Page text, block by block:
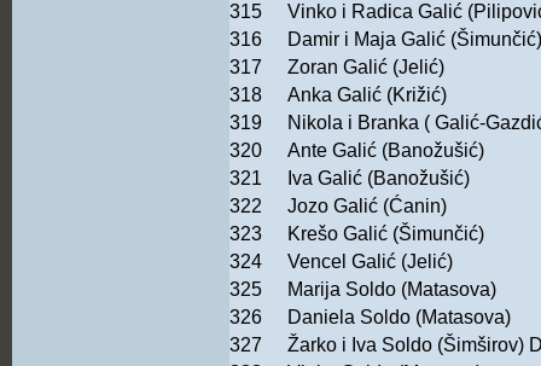
315
Vinko i Radica Galić
316
Damir i Maja Galić (Šimunčić)
317
Zoran Galić (Jelić)
318
Anka Galić (Križić)
319
Nikola i Branka ( Galić-
320
Ante Galić (Banožušić)
321
Iva Galić (Banožušić)
322
Jozo Galić (Ćanin)
323
Krešo Galić (Šimunčić)
324
Vencel Galić (Jelić)
325
Marija Soldo (Matasova)
326
Daniela Soldo (Matasova)
327
Žarko i Iva Soldo (Šimširov)